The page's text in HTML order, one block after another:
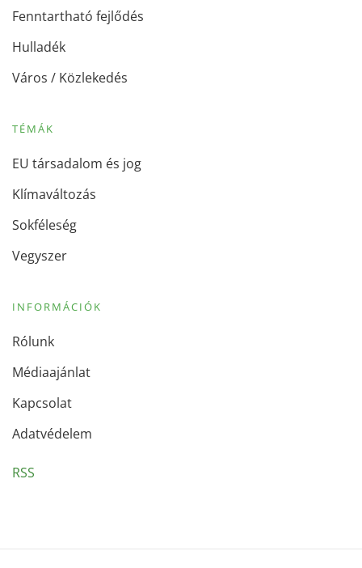
Fenntartható fejlődés
Hulladék
Város / Közlekedés
TÉMÁK
EU társadalom és jog
Klímaváltozás
Sokféleség
Vegyszer
INFORMÁCIÓK
Rólunk
Médiaajánlat
Kapcsolat
Adatvédelem
RSS